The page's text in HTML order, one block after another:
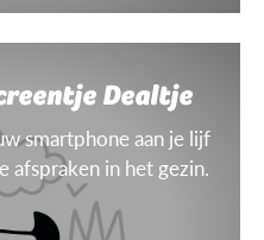
Dealtje
smartphone aan je lijf
afspraken in het gezin.